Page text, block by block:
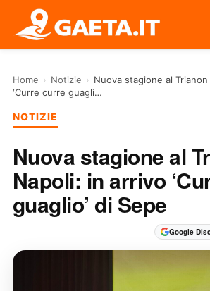
Home › Notizie › Nuova stagione al
‘Curre curre guagli…
NOTIZIE
Nuova stagione al
Napoli: in arrivo
guaglio’ di Sepe
Google